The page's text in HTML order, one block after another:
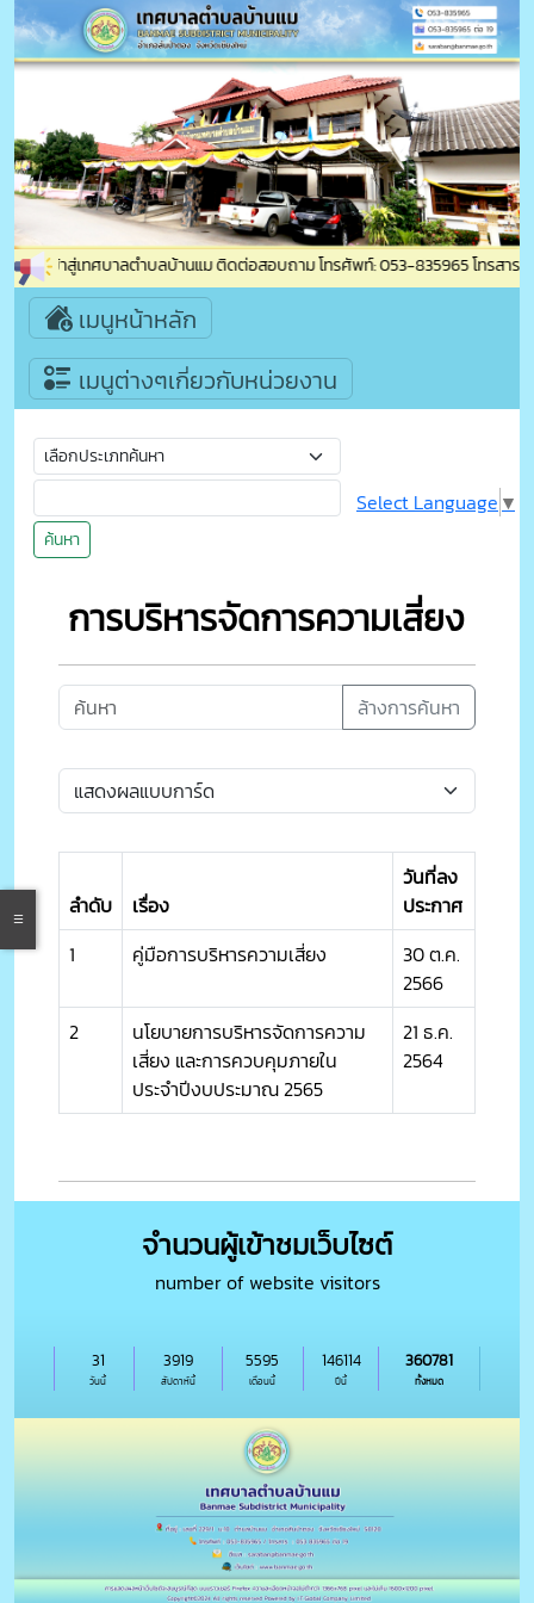
รับเข้าสู่เทศบาลตำบลบ้านแม ติดต่อสอบถาม โทรศัพท์: 053-835965 โทรสาร:
เมนูหน้าหลัก
เมนูต่างๆเกี่ยวกับหน่วยงาน
ค้นหา
Select Language ▼
การบริหารจัดการความเสี่ยง
ล้างการค้นหา
ลำดับ เรื่อง
วันที่ลง
ประกาศ
1
คู่มือการบริหารความเสี่ยง
30 ต.ค.
2566
2
นโยบายการบริหารจัดการความ
เสี่ยง และการควบคุมภายใน
ประจำปีงบประมาณ 2565
21 ธ.ค.
2564
จำนวนผู้เข้าชมเว็บไซต์
number of website visitors
วันนี้
31
สัปดาห์นี้
3919
เดือนนี้
5595
ปีนี้
146114
ทั้งหมด
360781